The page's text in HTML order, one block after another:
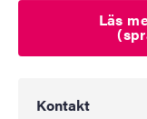
Läs
Kontakt